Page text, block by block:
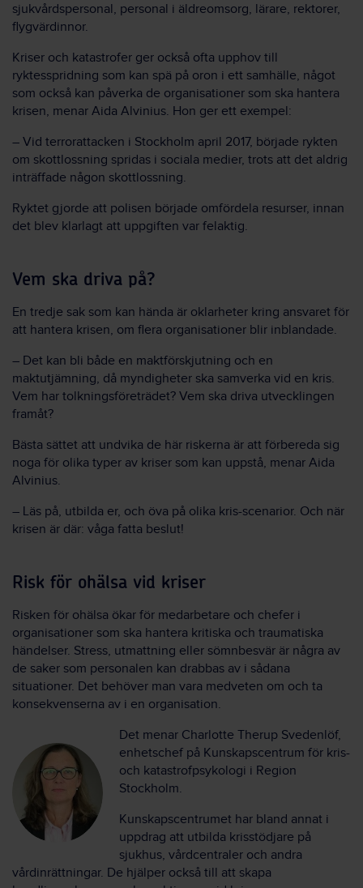
sjukvårdspersonal, personal i äldreomsorg, lärare, rektorer,
flygvärdinnor.
Kriser och katastrofer ger också ofta upphov till
ryktesspridning som kan spä på oron i ett samhälle, något
som också kan påverka de organisationer som ska hantera
krisen, menar Aida Alvinius. Hon ger ett exempel:
– Vid terrorattacken i Stockholm april 2017, började rykten
om skottlossning spridas i sociala medier, trots att det aldrig
inträffade någon skottlossning.
Ryktet gjorde att polisen började omfördela resurser, innan
det blev klarlagt att uppgiften var felaktig.
Vem ska driva på?
En tredje sak som kan hända är oklarheter kring ansvaret för
att hantera krisen, om flera organisationer blir inblandade.
– Det kan bli både en maktförskjutning och en
maktutjämning, då myndigheter ska samverka vid en kris.
Vem har tolkningsföreträdet? Vem ska driva utvecklingen
framåt?
Bästa sättet att undvika de här riskerna är att förbereda sig
noga för olika typer av kriser som kan uppstå, menar Aida
Alvinius.
– Läs på, utbilda er, och öva på olika kris-scenarior. Och när
krisen är där: våga fatta beslut!
Risk för ohälsa vid kriser
Risken för ohälsa ökar för medarbetare och chefer i
organisationer som ska hantera kritiska och traumatiska
händelser. Stress, utmattning eller sömnbesvär är några av
de saker som personalen kan drabbas av i sådana
situationer. Det behöver man vara medveten om och ta
konsekvenserna av i en organisation.
Det menar Charlotte Therup Svedenlöf,
enhetschef på Kunskapscentrum för kris-
och katastrofpsykologi i Region
Stockholm.
Kunskapscentrumet har bland annat i
uppdrag att utbilda krisstödjare på
sjukhus, vårdcentraler och andra
vårdinrättningar. De hjälper också till att skapa